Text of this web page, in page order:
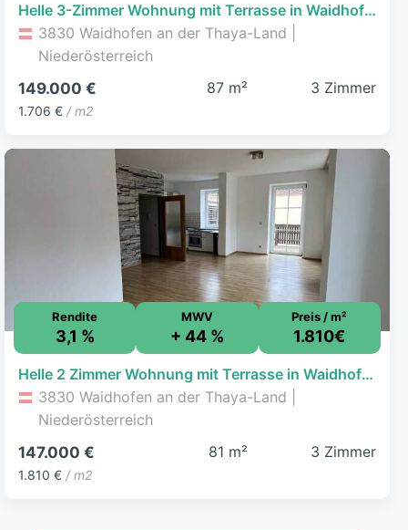
Helle 3-Zimmer Wohnung mit Terrasse in Waidhofen a.D. Thaya
3830 Waidhofen an der Thaya-Land |
Niederösterreich
149.000 €
1.706 € / m2
87 m² 3 Zimmer
Rendite
3,1 %
MWV
+ 44 %
Preis / m²
1.810€
Helle 2 Zimmer Wohnung mit Terrasse in Waidhofen a.D. Thaya
3830 Waidhofen an der Thaya-Land |
Niederösterreich
147.000 €
1.810 € / m2
81 m² 3 Zimmer